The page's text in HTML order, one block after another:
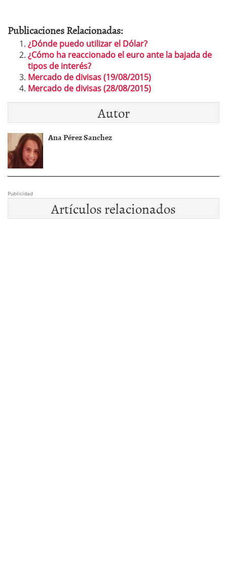
Publicaciones Relacionadas:
¿Dónde puedo utilizar el Dólar?
¿Cómo ha reaccionado el euro ante la bajada de
tipos de interés?
Mercado de divisas (19/08/2015)
Mercado de divisas (28/08/2015)
Autor
Ana Pérez Sanchez
Publicidad
Artículos relacionados